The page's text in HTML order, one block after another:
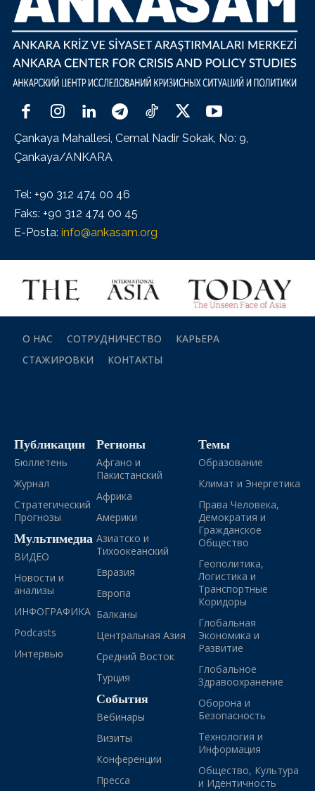
Çankaya Mahallesi, Cemal Nadir Sokak, No: 9,
Çankaya/ANKARA
Tel: +90 312 474 00 46
Faks: +90 312 474 00 45
E-Posta: info@ankasam.org
О НАС СОТРУДНИЧЕСТВО
КАРЬЕРА
СТАЖИРОВКИ
КОНТАКТЫ
Публикации
Бюллетень
Журнал
Стратегический
Прогнозы
Мультимедиа
ВИДЕО
Новости и
анализы
ИНФОГРАФИКА
Podcasts
Интервью
Регионы
Афгано и
Пакистанский
Африка
Америки
Азиатско и
Тихоокеанский
Евразия
Европа
Балканы
Центральная Азия
Средний Восток
Турция
События
Вебинары
Визиты
Конференции
Пресса
Темы
Образование
Климат и Энергетика
Права Человека,
Демократия и
Гражданское
Общество
Геополитика,
Логистика и
Транспортные
Коридоры
Глобальная
Экономика и
Развитие
Глобальное
Здравоохранение
Оборона и
Безопасность
Технология и
Информация
Общество, Культура
и Идентичность